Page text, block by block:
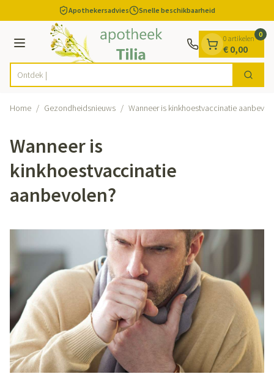
Ga naar de inhoudApothekersadvies Snelle beschikbaarheid
Menu
Product, merk, categorie...
O Zoek
0 artikelen
€ 0,00
0
Home / Gezondheidsnieuws / Wanneer is kinkhoestvaccinatie
Wanneer is
kinkhoestvaccinatie
aanbevolen?